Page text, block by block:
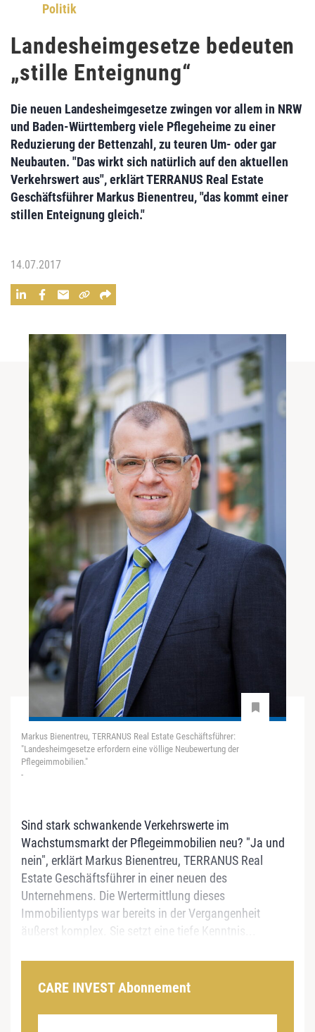
Politik
Landesheimgesetze bedeuten
„stille Enteignung“
Die neuen Landesheimgesetze zwingen vor allem in NRW
und Baden-Württemberg viele Pflegeheime zu einer
Reduzierung der Bettenzahl , zu teuren Um- oder gar
Neubauten. "Das wirkt sich natürlich auf den aktuellen
Verkehrswertaus", erklärt TERRANUS Real Estate
Geschäftsführer Markus Bienentreu, "das kommt einer
stillen Enteignunggleich."
14.07.2017
Markus Bienentreu, TERRANUS Real Estate Geschäftsführer:
"Landesheimgesetze erfordern eine völlige Neubewertung der
Pflegeimmobilien."
-
Sind stark schwankende Verkehrswerte im
Wachstumsmarkt der Pflegeimmobilien neu? "Ja und
nein", erklärt Markus Bienentreu, TERRANUS Real
Estate Geschäftsführer in einer neuen des
Unternehmens. Die Wertermittlung dieses
Immobilientyps war bereits in der Vergangenheit
äußerst komplex. Sie setzt eine tiefe Kenntnis...
CARE INVEST Abonnement